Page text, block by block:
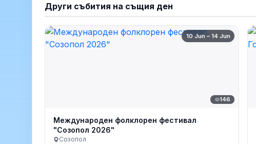
Други събития на същия ден
10 Jun – 14 Jun
146
Международен фолклорен фестивал
"Созопол 2026"
Созопол